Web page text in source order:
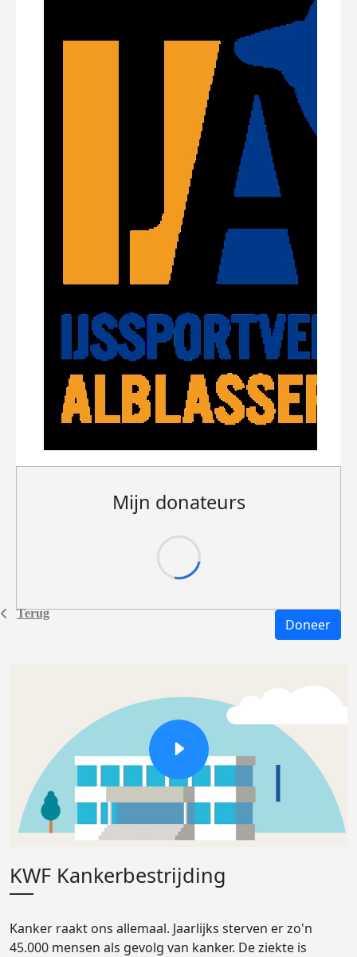
Terug
Mijn donateurs
Doneer
KWF Kankerbestrijding
Kanker raakt ons allemaal. Jaarlijks sterven er zo'n
45.000 mensen als gevolg van kanker. De ziekte is